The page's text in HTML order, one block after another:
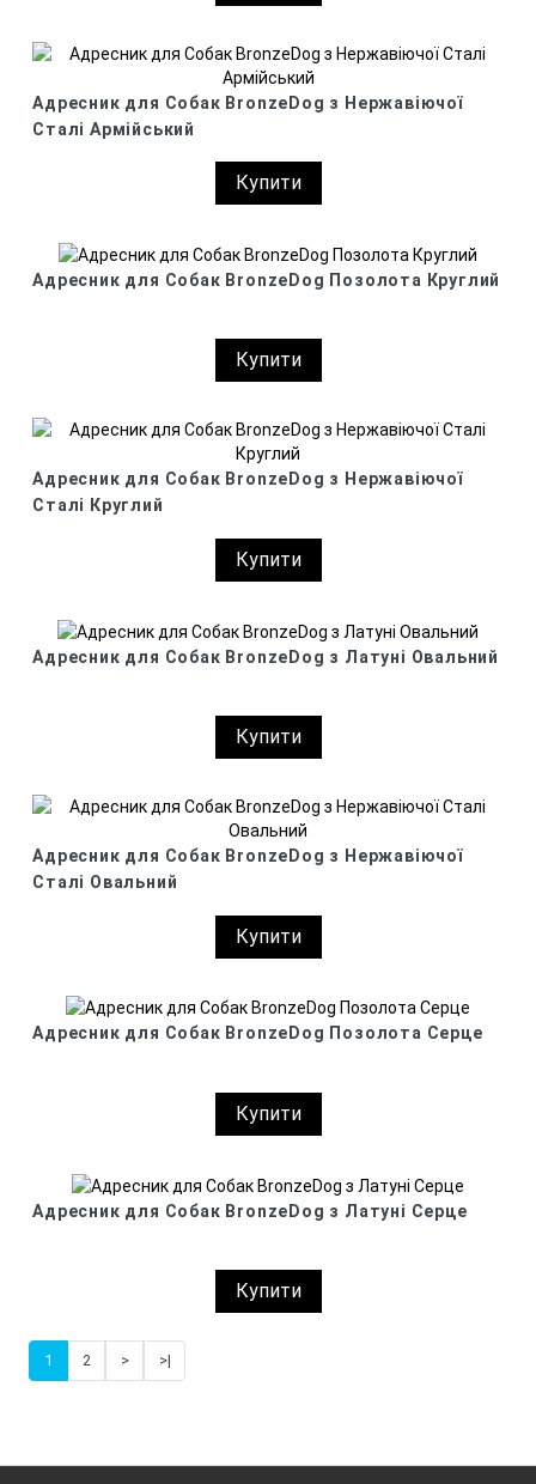
Адресник для Собак BronzeDog з Нержавіючої
Сталі Армійський
Купити
Адресник для Собак BronzeDog Позолота Круглий
Купити
Адресник для Собак BronzeDog з Нержавіючої
Сталі Круглий
Купити
Адресник для Собак BronzeDog з Латуні Овальний
Купити
Адресник для Собак BronzeDog з Нержавіючої
Сталі Овальний
Купити
Адресник для Собак BronzeDog Позолота Серце
Купити
Адресник для Собак BronzeDog з Латуні Серце
Купити
1 2 > >|